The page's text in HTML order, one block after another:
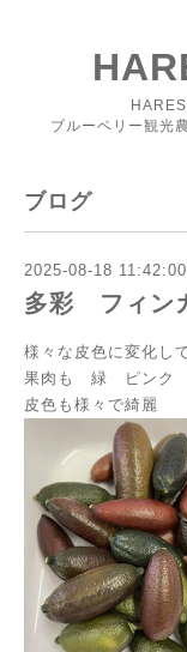
ブルーベリー観光
ブログ
2025-08-18 11:42:00
多彩 フィン
様々な皮色に変化し
果肉も 緑 ピンク
皮色も様々で綺麗